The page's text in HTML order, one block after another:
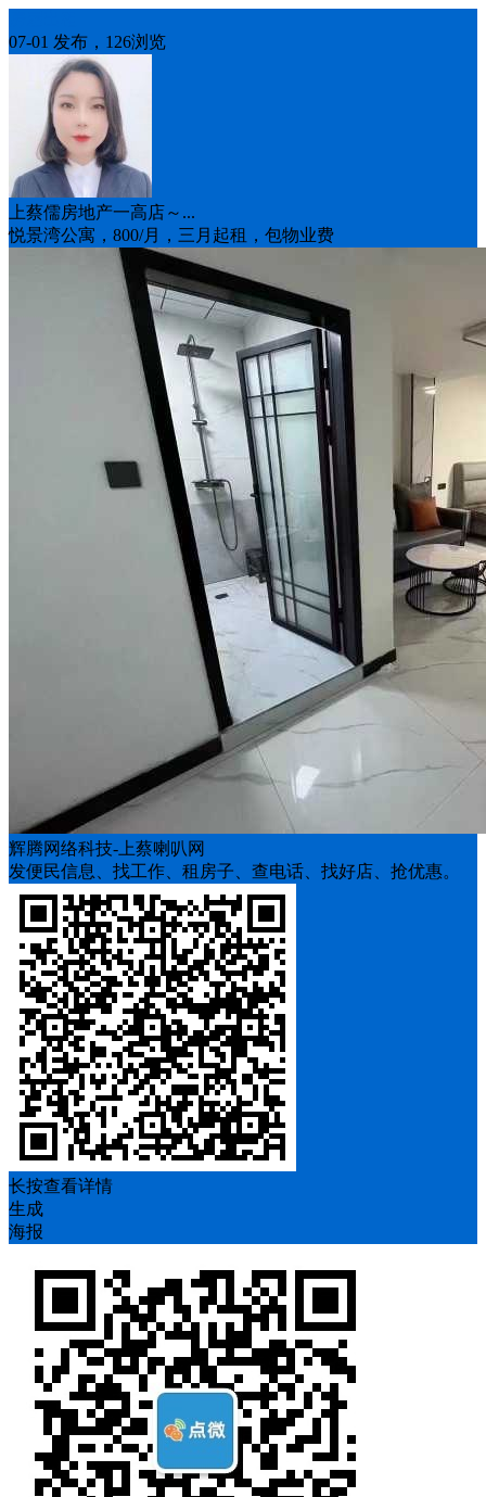
07-01 发布，126浏览
上蔡儒房地产一高店～...
悦景湾公寓，800/月，三月起租，包物业费
辉腾网络科技-上蔡喇叭网
发便民信息、找工作、租房子、查电话、找好店、抢优惠。
长按查看详情
生成
海报